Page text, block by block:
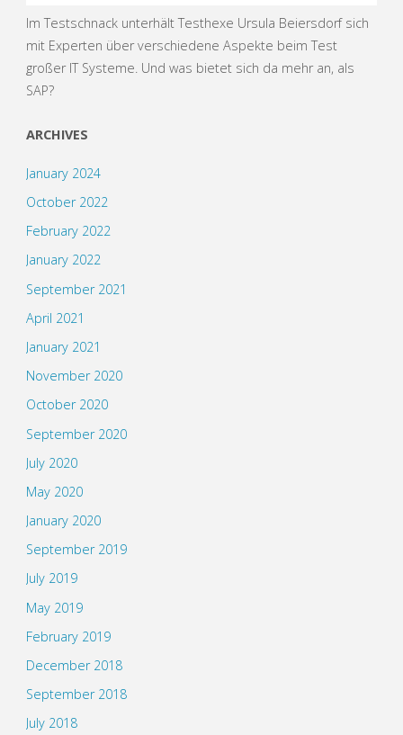
Im Testschnack unterhält Testhexe Ursula Beiersdorf sich
mit Experten über verschiedene Aspekte beim Test
großer IT Systeme. Und was bietet sich da mehr an, als
SAP?
ARCHIVES
January 2024
October 2022
February 2022
January 2022
September 2021
April 2021
January 2021
November 2020
October 2020
September 2020
July 2020
May 2020
January 2020
September 2019
July 2019
May 2019
February 2019
December 2018
September 2018
July 2018